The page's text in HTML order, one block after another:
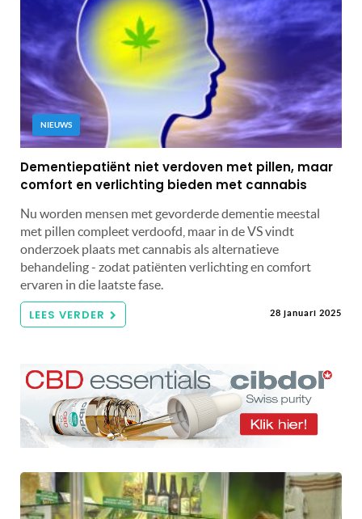
NIEUWS
Dementiepatiënt niet verdoven met pillen, maar
comfort en verlichting bieden met cannabis
Nu worden mensen met gevorderde dementie meestal
met pillen compleet verdoofd, maar in de VS vindt
onderzoek plaats met cannabis als alternatieve
behandeling - zodat patiënten verlichting en comfort
ervaren in die laatste fase.
LEES VERDER 28 januari 2025